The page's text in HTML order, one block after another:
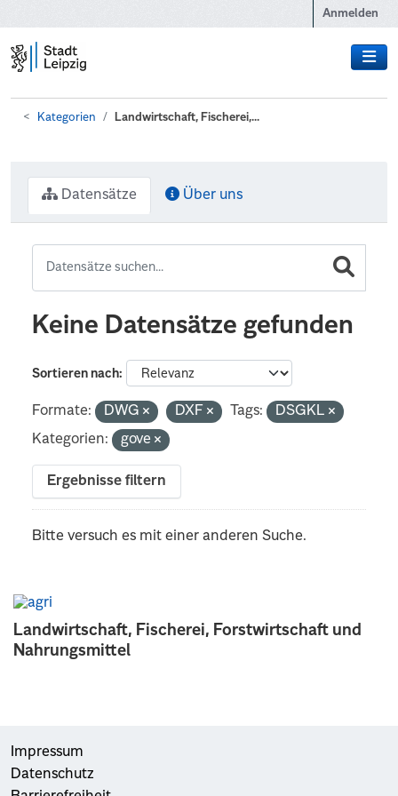
Anmelden
Kategorien Landwirtschaft, Fischerei,...
Landwirtschaft, Fischerei, Forstwirtschaft und
Nahrungsmittel
Datensätze Über uns
Keine Datensätze gefunden
Sortieren nach
Formate: DWG DXF Tags:
DSGKL
Kategorien:
gove
Ergebnisse filtern
Bitte versuch es mit einer anderen Suche.
Impressum
Datenschutz